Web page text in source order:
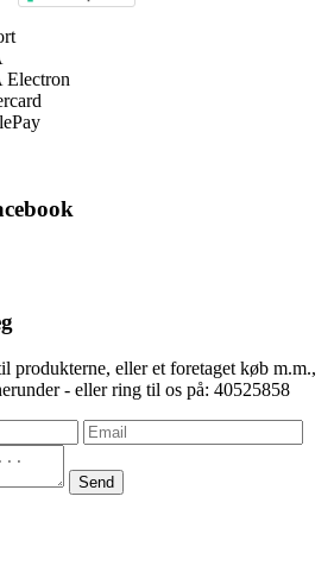
produkterne, eller et foretaget køb m.m.,
- eller ring til os på: 40525858
Send